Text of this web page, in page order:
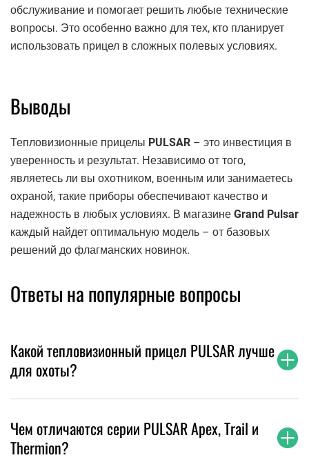
обслуживание и помогает решить любые технические
вопросы. Это особенно важно для тех, кто планирует
использовать прицел в сложных полевых условиях.
Выводы
Тепловизионные прицелы PULSAR – это инвестиция в
уверенность и результат. Независимо от того,
являетесь ли вы охотником, военным или занимаетесь
охраной, такие приборы обеспечивают качество и
надежность в любых условиях. В магазине Grand Pulsar
каждый найдет оптимальную модель – от базовых
решений до флагманских новинок.
Ответы на популярные вопросы
Какой тепловизионный прицел PULSAR лучше
для охоты?
Чем отличаются серии PULSAR Apex, Trail и
Thermion?